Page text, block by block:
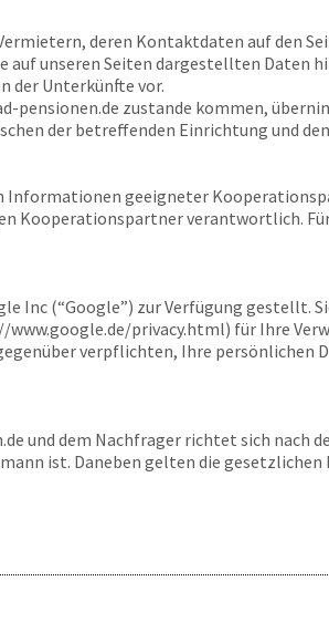
deren Kontaktdaten auf den
auf unseren Seiten dargestellten Daten
der Unterkünfte vor.
pensionen.de zustande kommen,
der betreffenden Einrichtung und
Informationen geeigneter
Kooperationspartner verantwortlich.
Inc (“Google”) zur Verfügung gestellt.
privacy.html) für Ihre
verpflichten, Ihre persönlichen
und dem Nachfrager richtet sich nach
ist. Daneben gelten die gesetzlichen